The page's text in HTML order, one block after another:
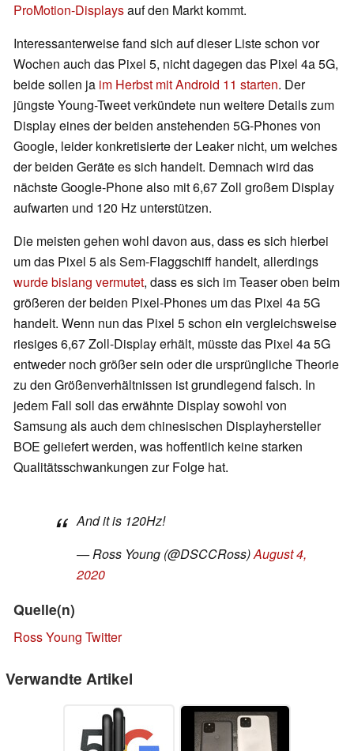
ProMotion-Displaysauf den Markt kommt.
Interessanterweise fand sich auf dieser Liste schon vor
Wochen auch das Pixel 5, nicht dagegen das Pixel 4a 5G,
beide sollen ja im Herbst mit Android 11 starten. Der
jüngste Young-Tweet verkündete nun weitere Details zum
Display eines der beiden anstehenden 5G-Phones von
Google, leider konkretisierte der Leaker nicht, um welches
der beiden Geräte es sich handelt. Demnach wird das
nächste Google-Phone also mit 6,67 Zoll großem Display
aufwarten und 120 Hz unterstützen.
Die meisten gehen wohl davon aus, dass es sich hierbei
um das Pixel 5 als Sem-Flaggschiff handelt, allerdings
wurde bislang vermutet, dass es sich im Teaser oben beim
größeren der beiden Pixel-Phones um das Pixel 4a 5G
handelt. Wenn nun das Pixel 5 schon ein vergleichsweise
riesiges 6,67 Zoll-Display erhält, müsste das Pixel 4a 5G
entweder noch größer sein oder die ursprüngliche Theorie
zu den Größenverhältnissen ist grundlegend falsch. In
jedem Fall soll das erwähnte Display sowohl von
Samsung als auch dem chinesischen Displayhersteller
BOE geliefert werden, was hoffentlich keine starken
Qualitätsschwankungen zur Folge hat.
And it is 120Hz!
— Ross Young (@DSCCRoss)August 4,
2020
Quelle(n)
Ross Young Twitter
Verwandte Artikel